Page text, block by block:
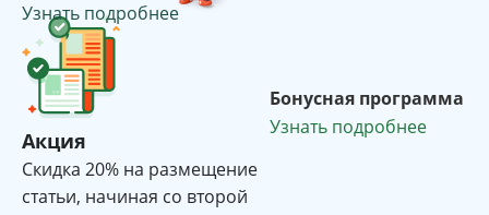
Узнать подробнее
Акция
Cкидка 20% на размещение
статьи, начиная со второй
Бонусная программа
Узнать подробнее